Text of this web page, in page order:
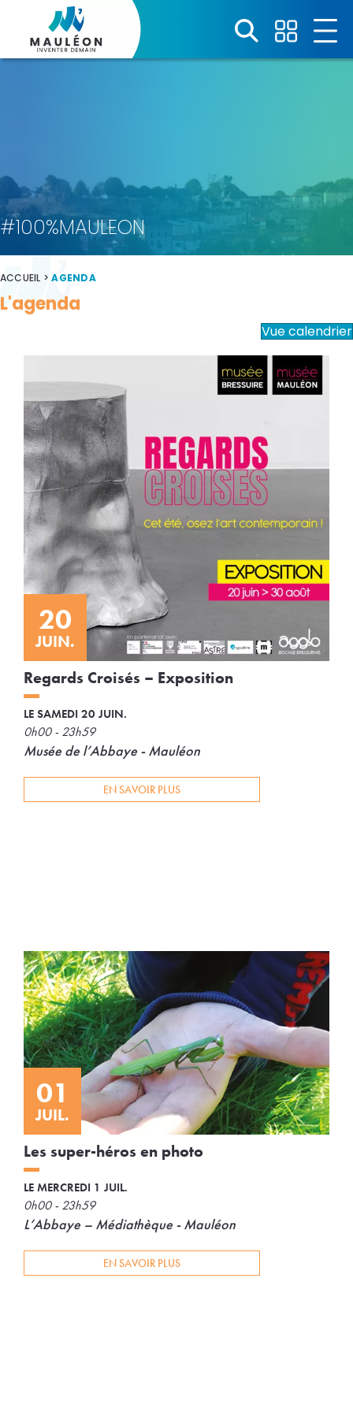
#100%MAULEON
ACCUEIL >AGENDA
L'agenda
Vue calendrier
20
JUIN.
Regards Croisés – Exposition
LE SAMEDI 20 JUIN.
0h00 - 23h59
Musée de l’Abbaye - Mauléon
EN SAVOIR PLUS
01
JUIL.
Les super-héros en photo
LE MERCREDI 1 JUIL.
0h00 - 23h59
L’Abbaye – Médiathèque - Mauléon
EN SAVOIR PLUS
Panneau de gestion des cookies